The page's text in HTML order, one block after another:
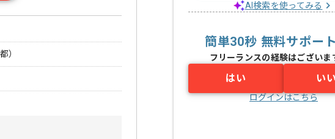
）
AI検索を使ってみる
簡単30秒 無料サポー
フリーランスの経験はございま
はい い
ログインはこちら